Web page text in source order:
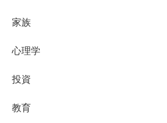
家族
心理学
投資
教育